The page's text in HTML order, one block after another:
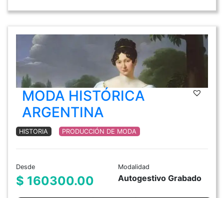
MODA HISTÓRICA
ARGENTINA
HISTORIA PRODUCCIÓN DE MODA
Desde
$ 160300.00
Modalidad
Autogestivo Grabado